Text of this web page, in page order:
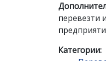
перевезти
Категории: